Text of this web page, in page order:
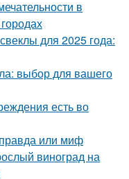
в
для 2025 года:
выбор для вашего
есть во
или миф
виноград на